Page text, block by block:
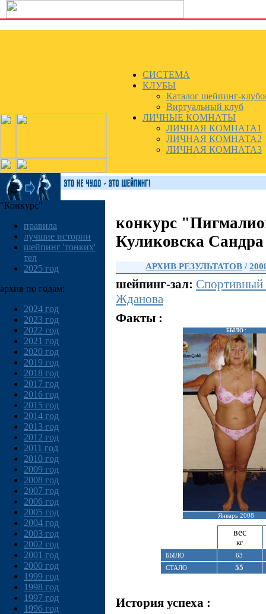
СИСТЕМА
КЛУБЫ
Каталог шейпинг-
Виртуальный клуб
ЛИЧНЫЕ КОМНАТЫ
ЛИЧНАЯ КОМНАТА1
ЛИЧНАЯ КОМНАТА2
ЛИЧНАЯ КОМНАТА3
"Конкурс"
правила
лучшие истории
шейпинг 'тонких'
тел
2025 год
архив по годам:
2024 год
2023 год
2022 год
2021 год
2020 год
2019 год
2018 год
2017 год
2016 год
2015 год
2014 год
2013 год
2012 год
2011 год
2010 год
2009 год
2008 год
2007 год
2006 год
2005 год
2004 год
2003 год
2002 год
2001 год
2000 год
1999 год
1998 год
1997 год
1996 год
конкурс
Куликовска Сандра
АРХИВ РЕЗУЛЬТАТОВ /
шейпинг-зал:
Жданова
Факты :
БЫЛО :
Январь 2008
вес
кг
БЫЛО
63
СТАЛО
55
История успеха :